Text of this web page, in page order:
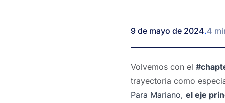
9 de mayo de 2024.4
Volvemos con el
trayectoria como
Para Mariano, el eje